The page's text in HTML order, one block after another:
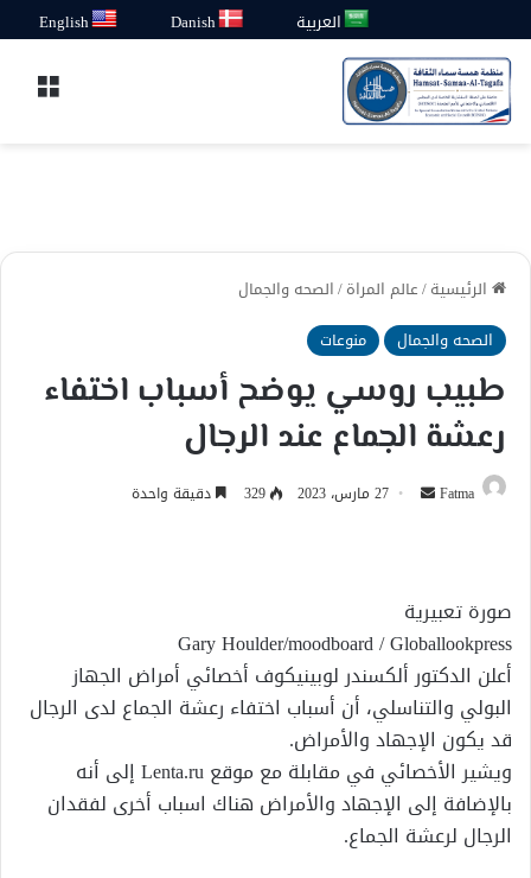
العربية Danish
English
الرئيسية/عالم المراة/الصحه والجمال
الصحه والجمال
منوعات
طبيب روسي يوضح أسباب اختفاء
رعشة الجماع عند الرجال
Fatma
أرسل 27 مارس، 2023 329 دقيقة واحدة
صورة تعبيرية
Gary Houlder/moodboard/ Globallookpress
أعلن الدكتور ألكسندر لوبينيكوف أخصائي أمراض الجهاز
البولي والتناسلي، أن أسباب اختفاء رعشة الجماع لدى الرجال
قد يكون الإجهاد والأمراض.
ويشير الأخصائي في مقابلة مع موقع Lenta.ru إلى أنه
بالإضافة إلى الإجهاد والأمراض هناك اسباب أخرى لفقدان
الرجال لرعشة الجماع.